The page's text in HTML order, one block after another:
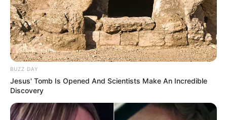
BUZZ DAY
Jesus' Tomb Is Opened And Scientists Make An Incredible
Discovery